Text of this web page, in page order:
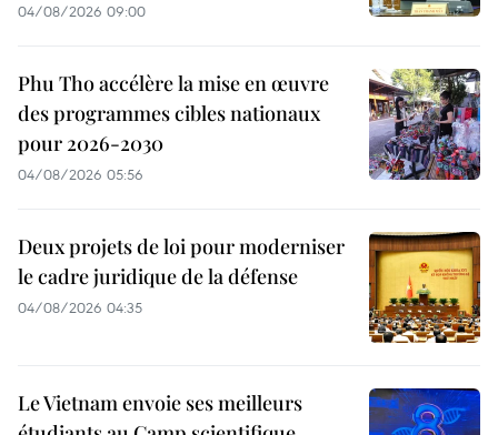
04/08/2026 09:00
Phu Tho accélère la mise en œuvre
des programmes cibles nationaux
pour 2026-2030
04/08/2026 05:56
Deux projets de loi pour moderniser
le cadre juridique de la défense
04/08/2026 04:35
Le Vietnam envoie ses meilleurs